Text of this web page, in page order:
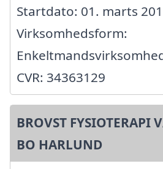
Startdato: 01. marts
Virksomhedsform:
CVR: 34363129
BROVST FYSIOTERAPI
BO HARLUND